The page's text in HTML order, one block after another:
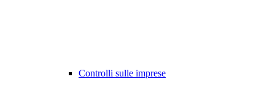
Controlli sulle imprese